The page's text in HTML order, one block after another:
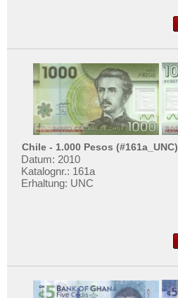
Chile - 1.000 Pesos (#161a_UNC)
Datum: 2010
Katalognr.: 161a
Erhaltung: UNC